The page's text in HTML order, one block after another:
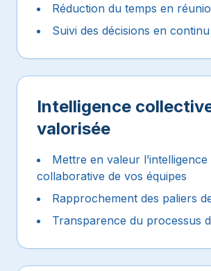
Réduction du temps en
Suivi des décisions en continu
Intelligence
valorisée
Mettre en valeur l’intelligence
collaborative de vos équipes
Rapprochement des paliers
Transparence du processus